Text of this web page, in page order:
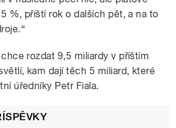
%, příští rok o dalších pět, a na to
rozdat 9,5 miliardy v příštím
kam dají těch 5 miliard, které
úředníky Petr Fiala.